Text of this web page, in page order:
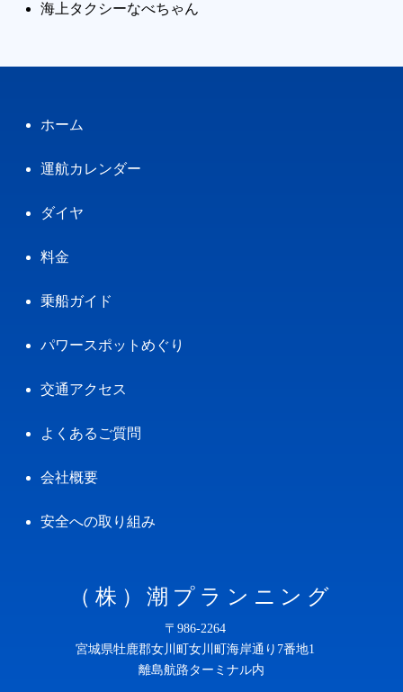
海上タクシーなべちゃん
ホーム
運航カレンダー
ダイヤ
料金
乗船ガイド
パワースポットめぐり
交通アクセス
よくあるご質問
会社概要
安全への取り組み
（株）潮プランニング
〒986-2264
宮城県牡鹿郡女川町女川町海岸通り7番地1
離島航路ターミナル内